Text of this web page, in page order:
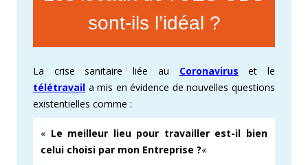
sont-ils l’idéal ?
La crise sanitaire liée au Coronavirus et le
télétravail a mis en évidence de nouvelles questions
existentielles comme :
« Le meilleur lieu pour travailler est-il bien
celui choisi par mon Entreprise ?«